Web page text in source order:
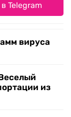
Telegram
вируса
из